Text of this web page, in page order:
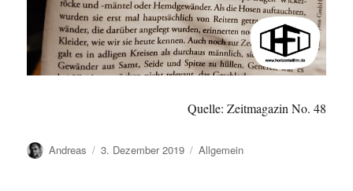
Quelle: Zeitmagazin No. 48
Autor
Andreas
Veröffentlicht
3. Dezember 2019 Kategorien
Allgemein